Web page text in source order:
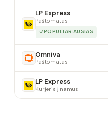
LP Express
Paštomatas
POPULIARIAUSIAS
Omniva
Paštomatas
LP Express
Kurjeris į namus